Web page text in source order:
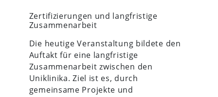
Zertifizierungen und langfristige
Zusammenarbeit
Die heutige Veranstaltung bildete den
Auftakt für eine langfristige
Zusammenarbeit zwischen den
Uniklinika. Ziel ist es, durch
gemeinsame Projekte und